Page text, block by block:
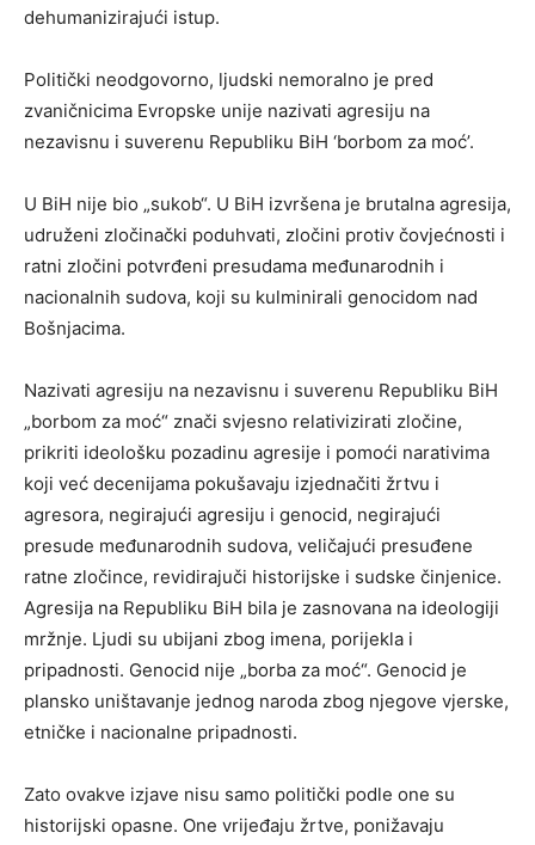
dehumanizirajući istup.
Politički neodgovorno, ljudski nemoralno je pred
zvaničnicima Evropske unije nazivati agresiju na
nezavisnu i suverenu Republiku BiH ‘borbom za moć’.
U BiH nije bio „sukob“. U BiH izvršena je brutalna agresija,
udruženi zločinački poduhvati, zločini protiv čovjećnosti i
ratni zločini potvrđeni presudama međunarodnih i
nacionalnih sudova, koji su kulminirali genocidom nad
Bošnjacima.
Nazivati agresiju na nezavisnu i suverenu Republiku BiH
„borbom za moć“ znači svjesno relativizirati zločine,
prikriti ideološku pozadinu agresije i pomoći narativima
koji već decenijama pokušavaju izjednačiti žrtvu i
agresora, negirajući agresiju i genocid, negirajući
presude međunarodnih sudova, veličajući presuđene
ratne zločince, revidirajuči historijske i sudske činjenice.
Agresija na Republiku BiH bila je zasnovana na ideologiji
mržnje. Ljudi su ubijani zbog imena, porijekla i
pripadnosti. Genocid nije „borba za moć“. Genocid je
plansko uništavanje jednog naroda zbog njegove vjerske,
etničke i nacionalne pripadnosti.
Zato ovakve izjave nisu samo politički podle one su
historijski opasne. One vrijeđaju žrtve, ponižavaju